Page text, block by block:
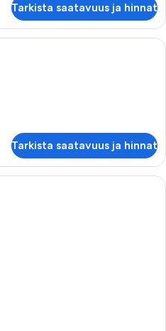
Tarkista saatavuus ja hinnat
Hotellihuone, jossa on sänky,
Tarkista saatavuus ja hinnat